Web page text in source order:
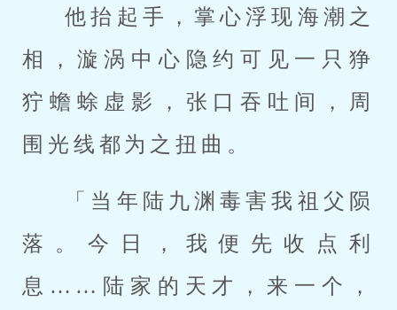
他抬起手，掌心浮现海潮之
相，漩涡中心隐约可见一只狰
狞蟾蜍虚影，张口吞吐间，周
围光线都为之扭曲。
「当年陆九渊毒害我祖父陨
落。今日，我便先收点利
息……陆家的天才，来一个，